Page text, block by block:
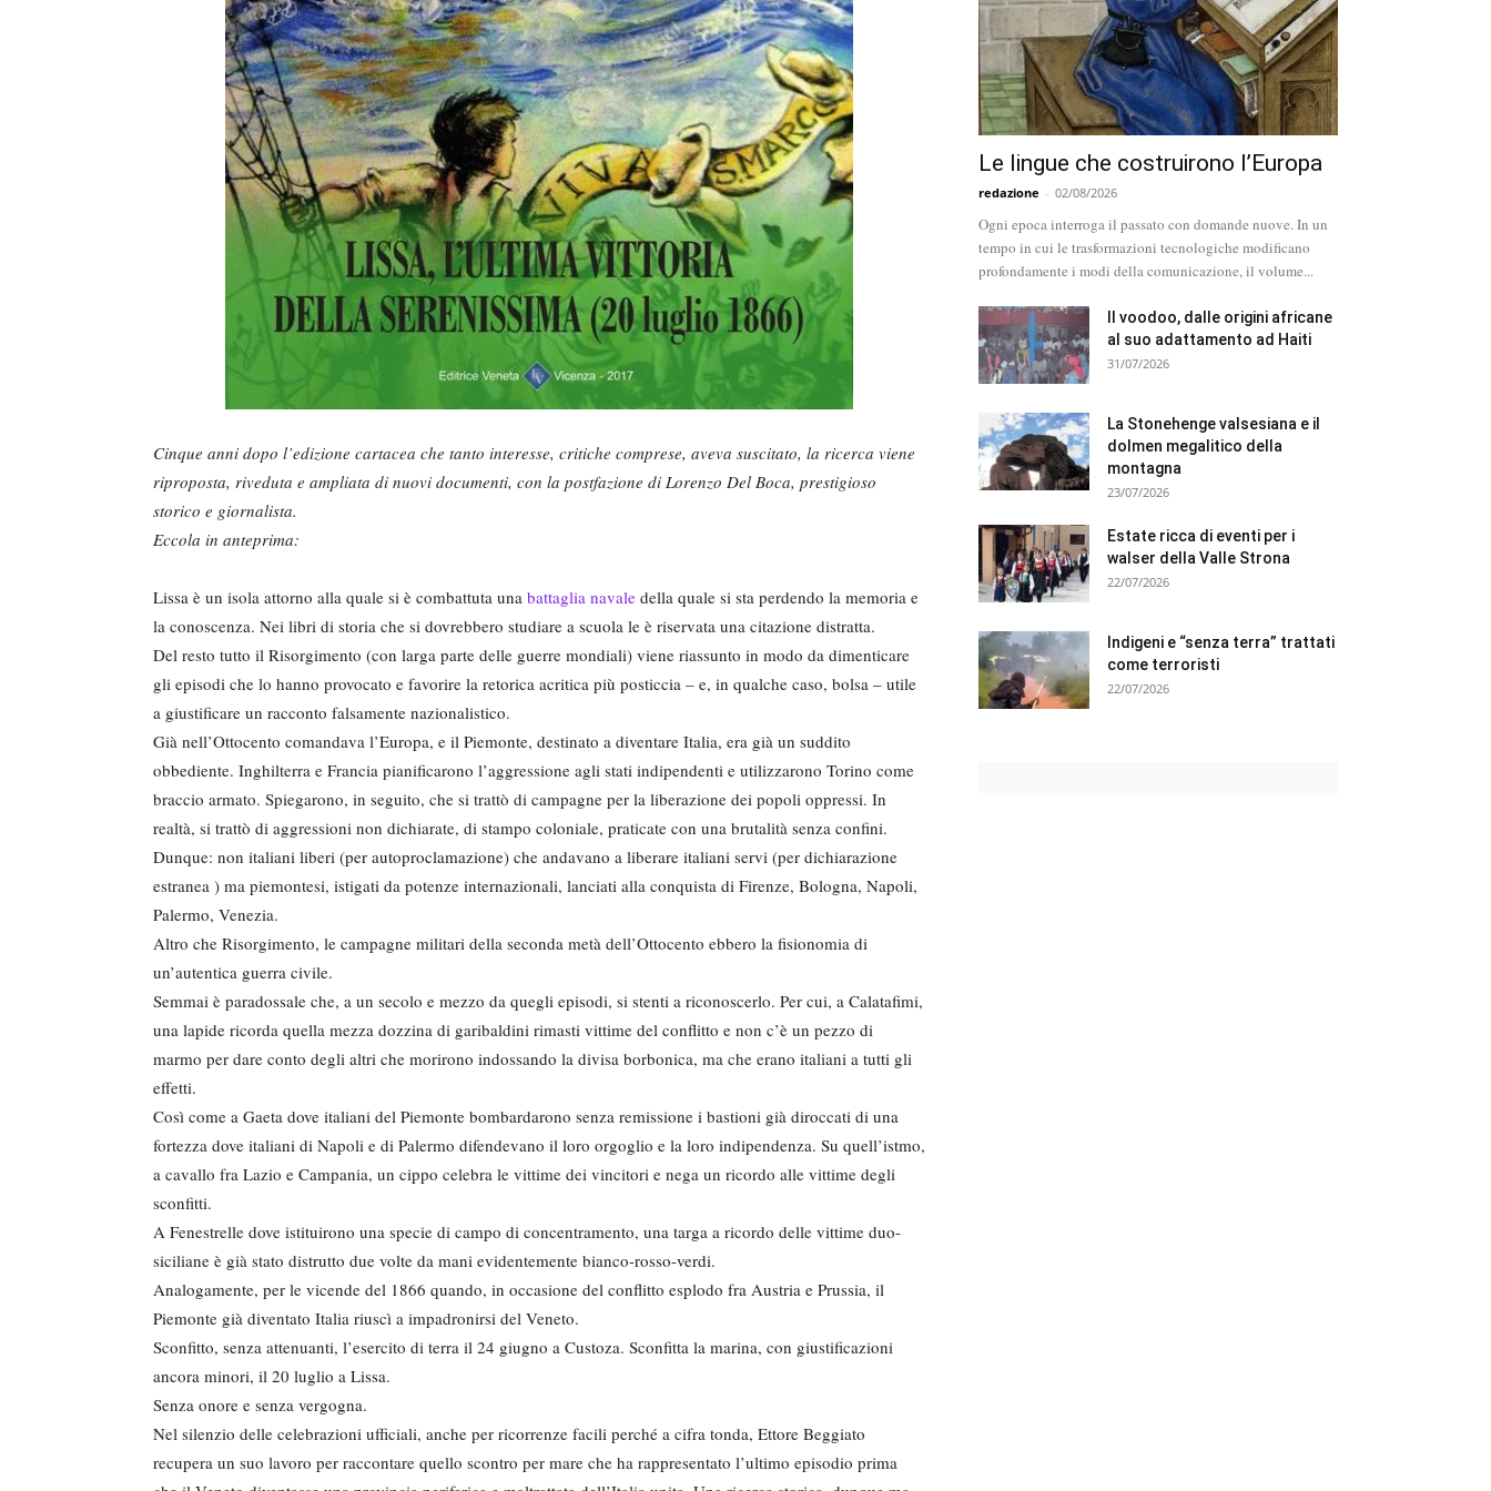
Cinque anni dopo l’edizione cartacea che tanto interesse, critiche comprese, aveva suscitato, la ricerca viene
riproposta, riveduta e ampliata di nuovi documenti, con la postfazione di Lorenzo Del Boca, prestigioso
storico e giornalista.
Eccola in anteprima:
Lissa è un isola attorno alla quale si è combattuta una battaglia navale della quale si sta perdendo la memoria e
la conoscenza. Nei libri di storia che si dovrebbero studiare a scuola le è riservata una citazione distratta.
Del resto tutto il Risorgimento (con larga parte delle guerre mondiali) viene riassunto in modo da dimenticare
gli episodi che lo hanno provocato e favorire la retorica acritica più posticcia – e, in qualche caso, bolsa – utile
a giustificare un racconto falsamente nazionalistico.
Già nell’Ottocento comandava l’Europa, e il Piemonte, destinato a diventare Italia, era già un suddito
obbediente. Inghilterra e Francia pianificarono l’aggressione agli stati indipendenti e utilizzarono Torino come
braccio armato. Spiegarono, in seguito, che si trattò di campagne per la liberazione dei popoli oppressi. In
realtà, si trattò di aggressioni non dichiarate, di stampo coloniale, praticate con una brutalità senza confini.
Dunque: non italiani liberi (per autoproclamazione) che andavano a liberare italiani servi (per dichiarazione
estranea ) ma piemontesi, istigati da potenze internazionali, lanciati alla conquista di Firenze, Bologna, Napoli,
Palermo, Venezia.
Altro che Risorgimento, le campagne militari della seconda metà dell’Ottocento ebbero la fisionomia di
un’autentica guerra civile.
Semmai è paradossale che, a un secolo e mezzo da quegli episodi, si stenti a riconoscerlo. Per cui, a Calatafimi,
una lapide ricorda quella mezza dozzina di garibaldini rimasti vittime del conflitto e non c’è un pezzo di
marmo per dare conto degli altri che morirono indossando la divisa borbonica, ma che erano italiani a tutti gli
effetti.
Così come a Gaeta dove italiani del Piemonte bombardarono senza remissione i bastioni già diroccati di una
fortezza dove italiani di Napoli e di Palermo difendevano il loro orgoglio e la loro indipendenza. Su quell’istmo,
a cavallo fra Lazio e Campania, un cippo celebra le vittime dei vincitori e nega un ricordo alle vittime degli
sconfitti.
A Fenestrelle dove istituirono una specie di campo di concentramento, una targa a ricordo delle vittime duo-
siciliane è già stato distrutto due volte da mani evidentemente bianco-rosso-verdi.
Analogamente, per le vicende del 1866 quando, in occasione del conflitto esplodo fra Austria e Prussia, il
Piemonte già diventato Italia riuscì a impadronirsi del Veneto.
Sconfitto, senza attenuanti, l’esercito di terra il 24 giugno a Custoza. Sconfitta la marina, con giustificazioni
ancora minori, il 20 luglio a Lissa.
Senza onore e senza vergogna.
Nel silenzio delle celebrazioni ufficiali, anche per ricorrenze facili perché a cifra tonda, Ettore Beggiato
recupera un suo lavoro per raccontare quello scontro per mare che ha rappresentato l’ultimo episodio prima
Le lingue che costruirono l’Europa
redazione - 02/08/2026
Ogni epoca interroga il passato con domande nuove. In un
tempo in cui le trasformazioni tecnologiche modificano
profondamente i modi della comunicazione, il volume...
Il voodoo, dalle origini africane
al suo adattamento ad Haiti
31/07/2026
La Stonehenge valsesiana e il
dolmen megalitico della
montagna
23/07/2026
Estate ricca di eventi per i
walser della Valle Strona
22/07/2026
Indigeni e “senza terra” trattati
come terroristi
22/07/2026